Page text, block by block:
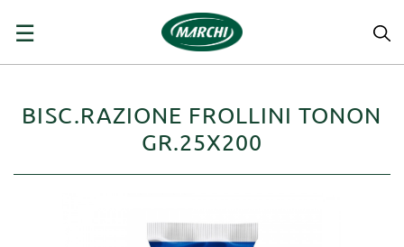
navigazione
☰
BISC.RAZIONE FROLLINI TONON
GR.25X200